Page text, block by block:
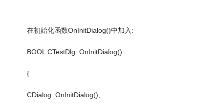
在初始化函数OnInitDialog()中加入:
BOOL CTestDlg::OnInitDialog()
{
CDialog::OnInitDialog();